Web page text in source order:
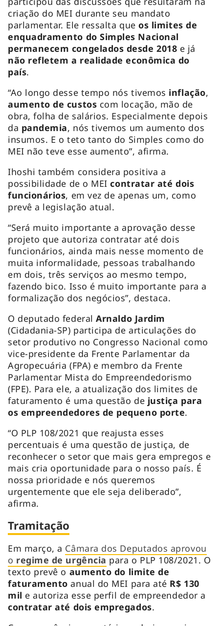
criação do MEI durante seu mandato
parlamentar. Ele ressalta queos limites de
enquadramento do Simples Nacional
permanecem congelados desde 2018 e já
não refletem a realidade econômica do
país.
“Ao longo desse tempo nós tivemos inflação,
aumento de custos com locação, mão de
obra, folha de salários. Especialmente depois
da pandemia, nós tivemos um aumento dos
insumos. E o teto tanto do Simples como do
MEI não teve esse aumento”, afirma.
Ihoshi também considera positiva a
possibilidade de o MEIcontratar até dois
funcionários, em vez de apenas um, como
prevê a legislação atual.
“Será muito importante a aprovação desse
projeto que autoriza contratar até dois
funcionários, ainda mais nesse momento de
muita informalidade, pessoas trabalhando
em dois, três serviços ao mesmo tempo,
fazendo bico. Isso é muito importante para a
formalização dos negócios”, destaca.
O deputado federalArnaldo Jardim
(Cidadania-SP) participa de articulações do
setor produtivo no Congresso Nacional como
vice-presidente da Frente Parlamentar da
Agropecuária (FPA) e membro da Frente
Parlamentar Mista do Empreendedorismo
(FPE). Para ele, a atualização dos limites de
faturamento é uma questão de justiça para
os empreendedores de pequeno porte.
“O PLP 108/2021 que reajusta esses
percentuais é uma questão de justiça, de
reconhecer o setor que mais gera empregos e
mais cria oportunidade para o nosso país. É
nossa prioridade e nós queremos
urgentemente que ele seja deliberado”,
afirma.
Tramitação
Em março, a Câmara dos Deputados aprovou
o regime de urgência para o PLP 108/2021. O
texto prevê o aumento do limite de
faturamento anual do MEI para até R$ 130
mil e autoriza esse perfil de empreendedor a
contratar até dois empregados.